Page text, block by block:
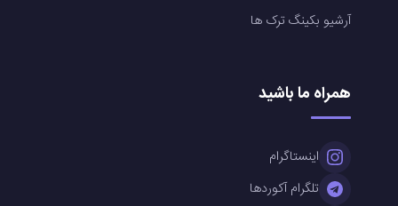
آرشیو بکینگ ترک ها
همراه ما باشید
اینستاگرام
تلگرام آکوردها